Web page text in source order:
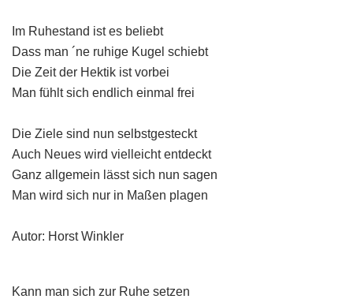
Im Ruhestand ist es beliebt
Dass man ´ne ruhige Kugel schiebt
Die Zeit der Hektik ist vorbei
Man fühlt sich endlich einmal frei
Die Ziele sind nun selbstgesteckt
Auch Neues wird vielleicht entdeckt
Ganz allgemein lässt sich nun sagen
Man wird sich nur in Maßen plagen
Autor: Horst Winkler
Kann man sich zur Ruhe setzen